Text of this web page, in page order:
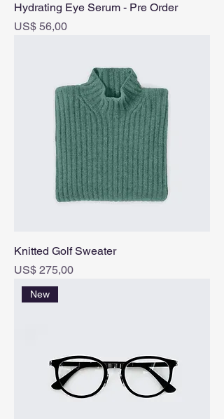
Hydrating Eye Serum - Pre Order
Prijs
US$ 56,00
Knitted Golf Sweater
Prijs
US$ 275,00
New